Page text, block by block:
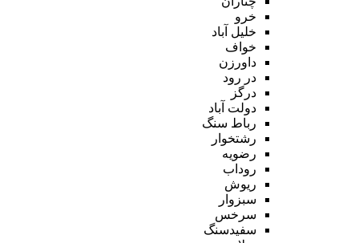
خرو
خلیل آباد
خواف
داورزن
در رود
درگز
دولت آباد
رباط سنگ
رشتخوار
رضویه
روداب
ریوش
سبزوار
سرخس
سفیدسنگ